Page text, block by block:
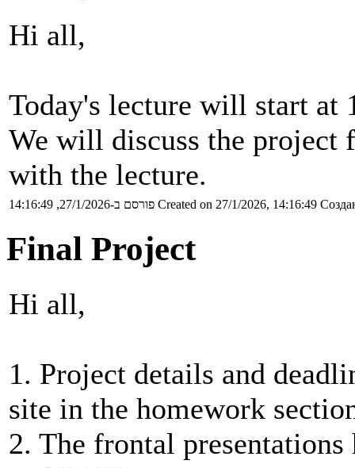
Hi all,
Today's lecture will start
We will discuss the project
with the lecture.
פורסם ב-27/1/2026, 14:16:49 Created on 27/1/2026, 14:16:49
Final Project
Hi all,
1. Project details and
site in the homework
2. The frontal